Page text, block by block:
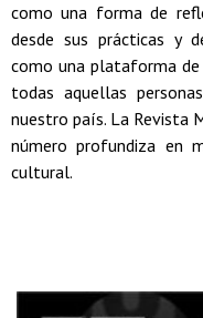
como una forma de
desde sus prácticas y
como una plataforma
todas aquellas
nuestro país. La Revista
número profundiza en
cultural.